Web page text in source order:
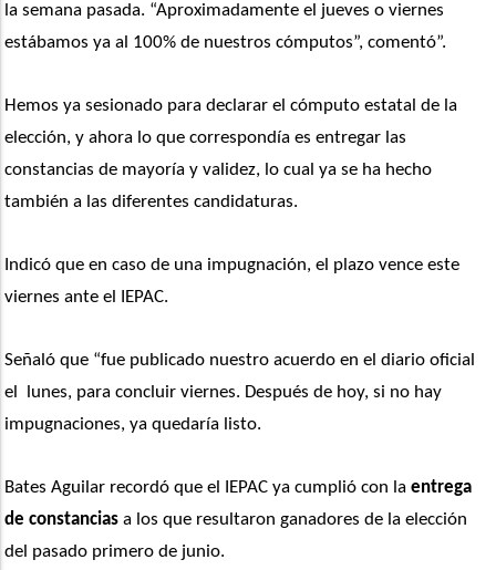
la semana pasada. “Aproximadamente el jueves o viernes
estábamos ya al 100% de nuestros cómputos”, comentó”.
Hemos ya sesionado para declarar el cómputo estatal de la
elección, y ahora lo que correspondía es entregar las
constancias de mayoría y validez, lo cual ya se ha hecho
también a las diferentes candidaturas.
Indicó que en caso de una impugnación, el plazo vence este
viernes ante el IEPAC.
Señaló que “fue publicado nuestro acuerdo en el diario oficial
el  lunes, para concluir viernes. Después de hoy, si no hay
impugnaciones, ya quedaría listo.
Bates Aguilar recordó que el IEPAC ya cumplió con la entrega
de constancias a los que resultaron ganadores de la elección
del pasado primero de junio.